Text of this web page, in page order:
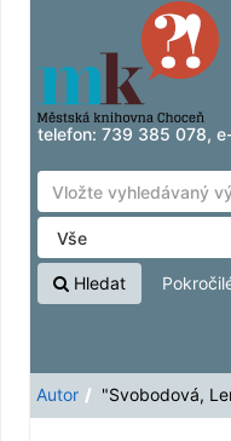
Zobrazuji výsledky1 - 2z
Přeskočit na obsah
telefon: 739 385 078,
Hledat
Autor "Svobodová,